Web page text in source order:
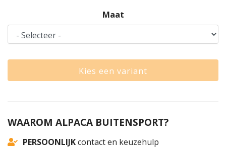
Maat
Kies een variant
WAAROM ALPACA BUITENSPORT?
PERSOONLIJKcontact en keuzehulp